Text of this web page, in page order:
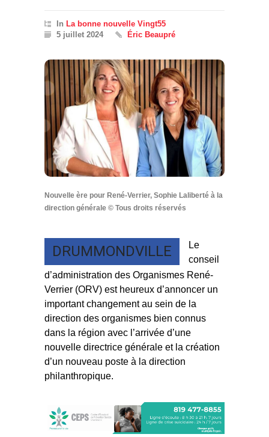
In La bonne nouvelle Vingt55
5 juillet 2024
Éric Beaupré
Nouvelle ère pour René-Verrier, Sophie Laliberté à la
direction générale © Tous droits réservés
DRUMMONDVILLE
Le
conseil
d’administration des Organismes René-
Verrier (ORV) est heureux d’annoncer un
important changement au sein de la
direction des organismes bien connus
dans la région avec l’arrivée d’une
nouvelle directrice générale et la création
d’un nouveau poste à la direction
philanthropique.